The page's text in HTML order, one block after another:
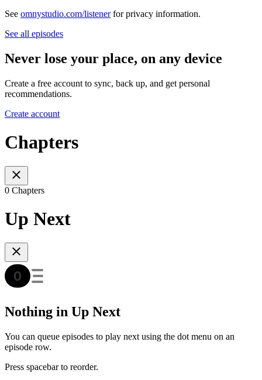
See omnystudio.com/listenerfor privacy information.
See all episodes
Never lose your place, on any device
Create a free account to sync, back up, and get personal
recommendations.
Create account
Chapters
0 Chapters
Up Next
Nothing in Up Next
You can queue episodes to play next using the dot menu on an
episode row.
Press spacebar to reorder.